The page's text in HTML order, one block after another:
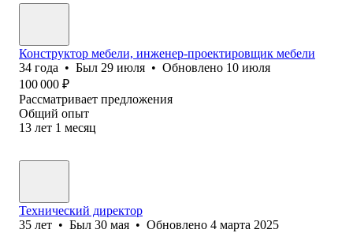
Конструктор мебели, инженер-проектировщик мебели
34 года • Был 29 июля • Обновлено 10 июля
100 000 ₽
Рассматривает предложения
Общий опыт
13 лет 1 месяц
Технический директор
35 лет • Был 30 мая • Обновлено 4 марта 2025